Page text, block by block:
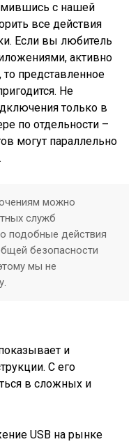
с нашей
все действия
Если вы любитель
активно
представленное
Не
только в
по отдельности –
могут параллельно
можно
служб
подобные действия
безопасности
мы не
и
С его
в сложных и
USB на рынке